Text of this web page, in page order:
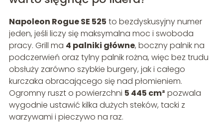
Napoleon Rogue SE 525 to bezdyskusyjny numer
jeden, jeśli liczy się maksymalna moc i swoboda
pracy. Grill ma 4 palniki główne, boczny palnik na
podczerwień oraz tylny palnik rożna, więc bez trudu
obsłuży zarówno szybkie burgery, jak i całego
kurczaka obracającego się nad płomieniem.
Ogromny ruszt o powierzchni 5 445 cm² pozwala
wygodnie ustawić kilka dużych steków, tacki z
warzywami i pieczywo na raz.